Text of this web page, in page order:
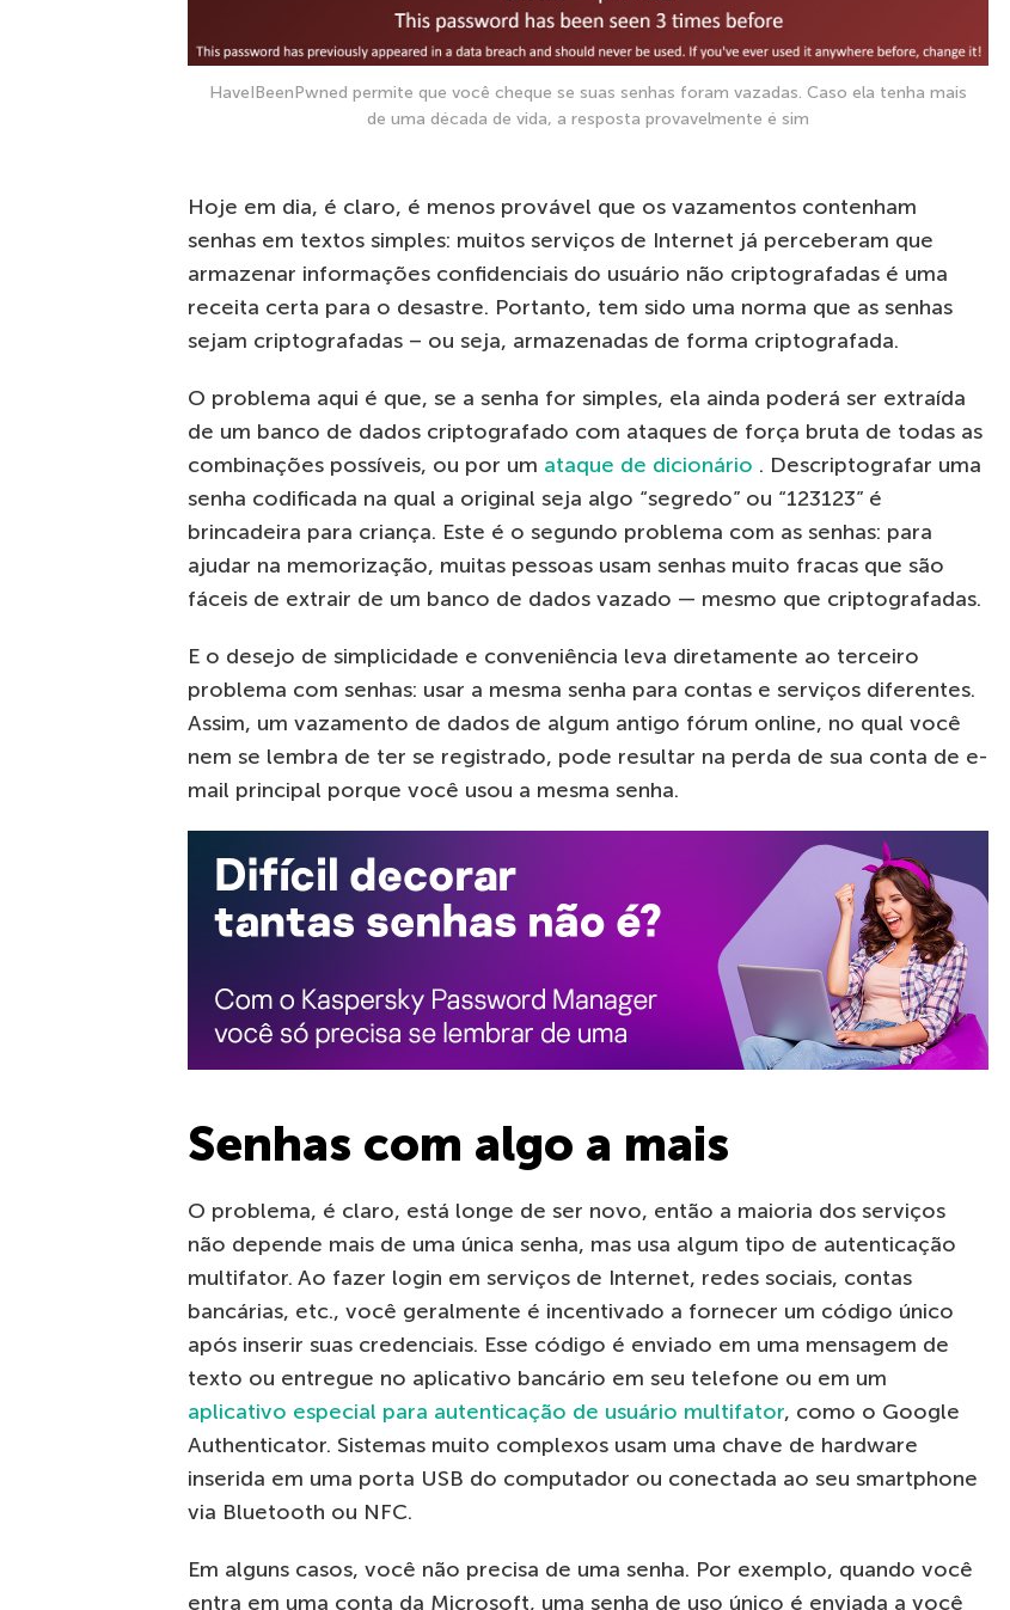
HaveIBeenPwned permite que você cheque se suas senhas foram vazadas. Caso ela tenha mais
de uma década de vida, a resposta provavelmente é sim
Hoje em dia, é claro, é menos provável que os vazamentos contenham
senhas em textos simples: muitos serviços de Internet já perceberam que
armazenar informações confidenciais do usuário não criptografadas é uma
receita certa para o desastre. Portanto, tem sido uma norma que as senhas
sejam criptografadas – ou seja, armazenadas de forma criptografada.
O problema aqui é que, se a senha for simples, ela ainda poderá ser extraída
de um banco de dados criptografado com ataques de força bruta de todas as
combinações possíveis, ou por um ataque de dicionário . Descriptografar uma
senha codificada na qual a original seja algo “segredo” ou “123123” é
brincadeira para criança. Este é o segundo problema com as senhas: para
ajudar na memorização, muitas pessoas usam senhas muito fracas que são
fáceis de extrair de um banco de dados vazado — mesmo que criptografadas.
E o desejo de simplicidade e conveniência leva diretamente ao terceiro
problema com senhas: usar a mesma senha para contas e serviços diferentes.
Assim, um vazamento de dados de algum antigo fórum online, no qual você
nem se lembra de ter se registrado, pode resultar na perda de sua conta de e-
mail principal porque você usou a mesma senha.
Senhas com algo a mais
O problema, é claro, está longe de ser novo, então a maioria dos serviços
não depende mais de uma única senha, mas usa algum tipo de autenticação
multifator. Ao fazer login em serviços de Internet, redes sociais, contas
bancárias, etc., você geralmente é incentivado a fornecer um código único
após inserir suas credenciais. Esse código é enviado em uma mensagem de
texto ou entregue no aplicativo bancário em seu telefone ou em um
aplicativo especial para autenticação de usuário multifator, como o Google
Authenticator. Sistemas muito complexos usam uma chave de hardware
inserida em uma porta USB do computador ou conectada ao seu smartphone
via Bluetooth ou NFC.
Em alguns casos, você não precisa de uma senha. Por exemplo, quando você
entra em uma conta da Microsoft, uma senha de uso único é enviada a você